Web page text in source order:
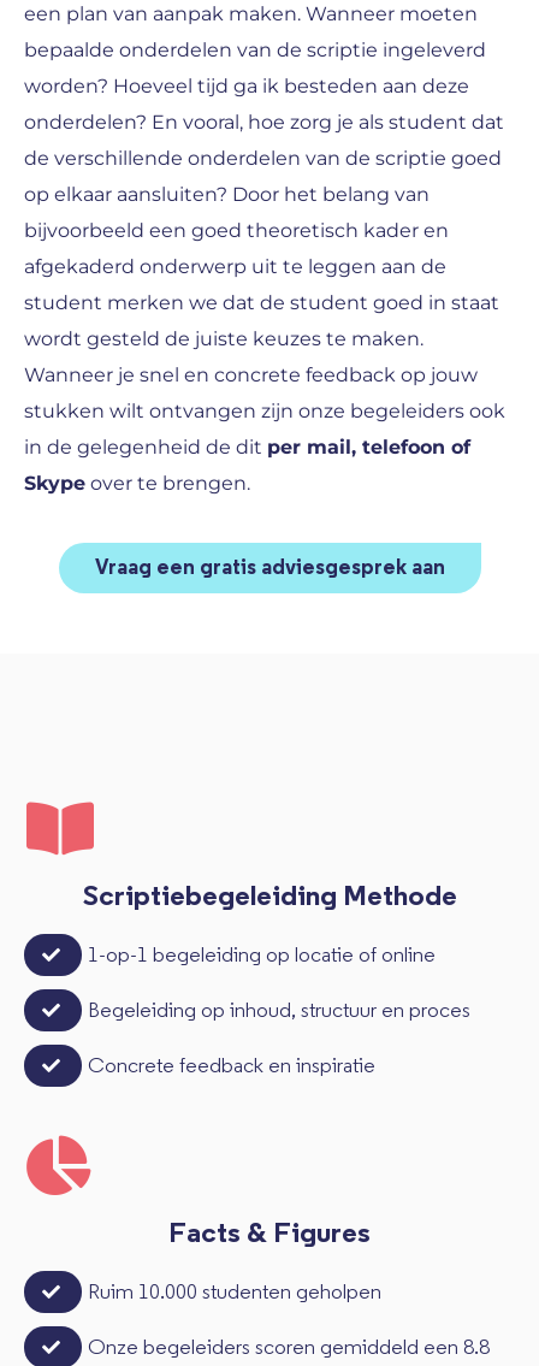
een plan van aanpak maken. Wanneer moeten
bepaalde onderdelen van de scriptie ingeleverd
worden? Hoeveel tijd ga ik besteden aan deze
onderdelen? En vooral, hoe zorg je als student dat
de verschillende onderdelen van de scriptie goed
op elkaar aansluiten? Door het belang van
bijvoorbeeld een goed theoretisch kader en
afgekaderd onderwerp uit te leggen aan de
student merken we dat de student goed in staat
wordt gesteld de juiste keuzes te maken.
Wanneer je snel en concrete feedback op jouw
stukken wilt ontvangen zijn onze begeleiders ook
in de gelegenheid de dit per mail, telefoon of
Skype over te brengen.
Vraag een gratis adviesgesprek aan
Scriptiebegeleiding Methode
1-op-1 begeleiding op locatie of online
Begeleiding op inhoud, structuur en proces
Concrete feedback en inspiratie
Facts & Figures
Ruim 10.000 studenten geholpen
Onze begeleiders scoren gemiddeld een 8.8